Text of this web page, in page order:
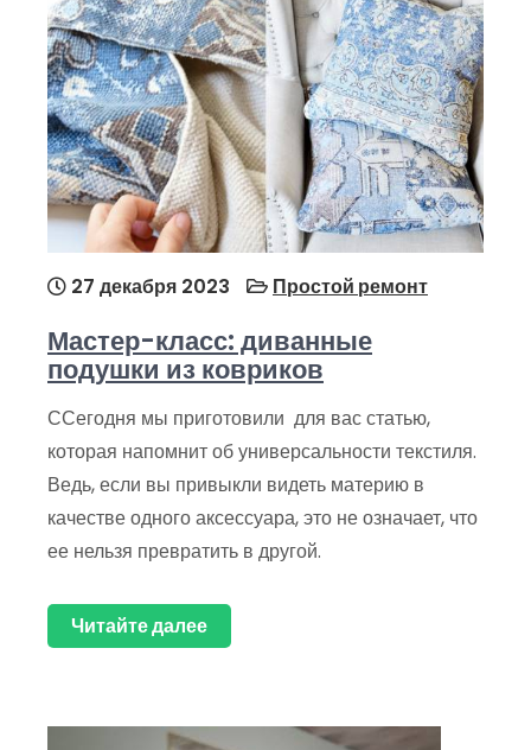
27 декабря 2023 Простой ремонт
Мастер-класс: диванные
подушки из ковриков
ССегодня мы приготовили для вас статью,
которая напомнит об универсальности текстиля.
Ведь, если вы привыкли видеть материю в
качестве одного аксессуара, это не означает, что
ее нельзя превратить в другой.
Читайте далее